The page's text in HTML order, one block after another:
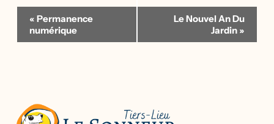
Navigation
Évènement
« Permanence
numérique
Le Nouvel An Du
Jardin »